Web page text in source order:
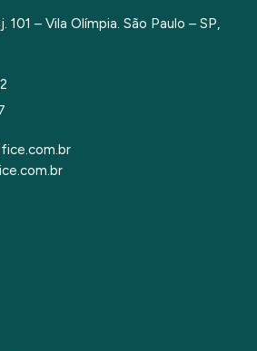
101 – Vila Olímpia. São Paulo – SP,